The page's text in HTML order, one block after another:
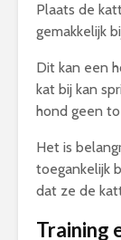
Plaats de
gemakkelijk
Dit kan een
kat bij kan
hond geen
Het is
toegankelijk
dat ze de
Training